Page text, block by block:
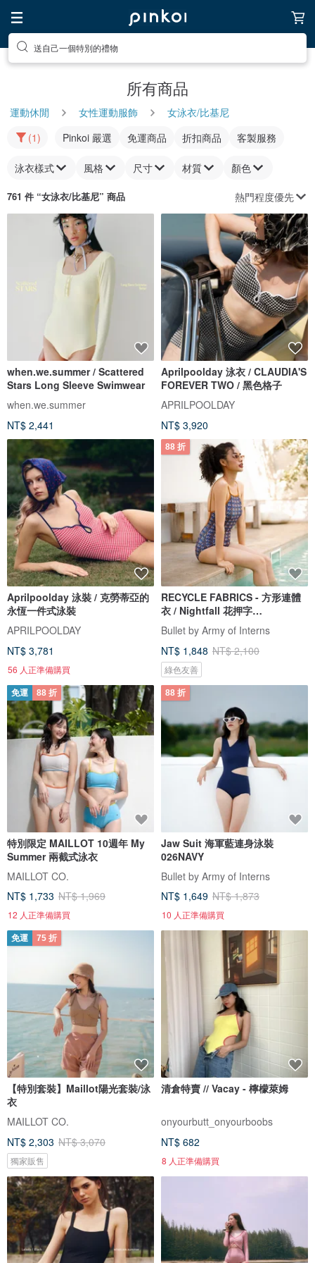
送自己一個特別的禮物
所有商品
運動休閒 女性運動服飾
女泳衣/比基尼
(1)
Pinkoi 嚴選 免運商品 折扣商品 客製服務
泳衣樣式 風格 尺寸 材質 顏色
761 件 “女泳衣/比基尼” 商品 熱門程度優先
when.we.summer / Scattered
Stars Long Sleeve Swimwear
when.we.summer
NT$ 2,441
Aprilpoolday 泳衣 / CLAUDIA'S
FOREVER TWO / 黑色格子
APRILPOOLDAY
NT$ 3,920
Aprilpoolday 泳裝 / 克勞蒂亞的
永恆一件式泳裝
APRILPOOLDAY
NT$ 3,781
56 人正準備購買
88 折
RECYCLE FABRICS - 方形連體
衣 / Nightfall 花押字
BLT064NIGH
Bullet by Army of Interns
NT$ 1,848 NT$ 2,100
綠色友善
免運 88 折
特別限定 MAILLOT 10週年 My
Summer 兩截式泳衣
MAILLOT CO.
NT$ 1,733 NT$ 1,969
12 人正準備購買
88 折
Jaw Suit 海軍藍連身泳裝
026NAVY
Bullet by Army of Interns
NT$ 1,649 NT$ 1,873
10 人正準備購買
免運 75 折
【特別套裝】Maillot陽光套裝/泳
衣
MAILLOT CO.
NT$ 2,303 NT$ 3,070
獨家販售
清倉特賣 // Vacay - 檸檬萊姆
onyourbutt_onyourboobs
NT$ 682
8 人正準備購買